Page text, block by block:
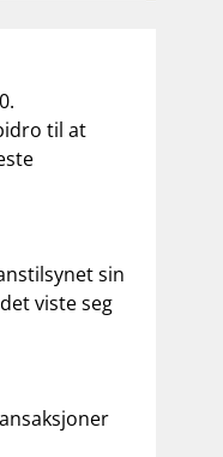
til at
sin
viste seg